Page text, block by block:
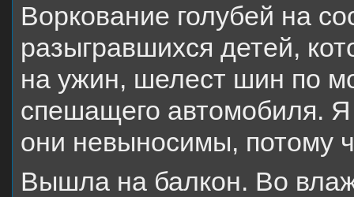
Воркование голубей на
разыгравшихся детей,
на ужин, шелест шин по
спешащего автомобиля.
они невыносимы, потому
Вышла на балкон. Во